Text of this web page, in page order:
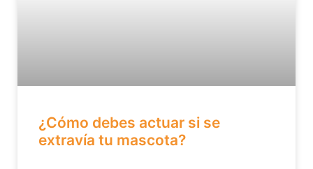
¿Cómo debes actuar si se
extravía tu mascota?